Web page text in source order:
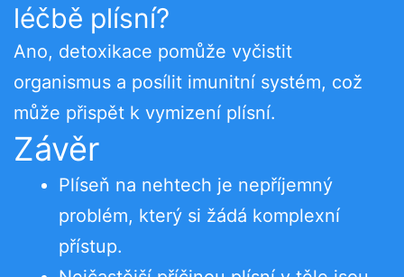
léčbě plísní?
Ano, detoxikace pomůže vyčistit
organismus a posílit imunitní systém, což
může přispět k vymizení plísní.
Závěr
Plíseň na nehtech je nepříjemný
problém, který si žádá komplexní
přístup.